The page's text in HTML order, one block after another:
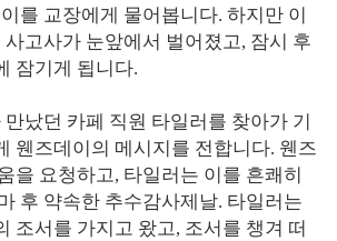
를 교장에게 물어봅니다. 하지만 이
고사가 눈앞에서 벌어졌고, 잠시 후
잠기게 됩니다.
났던 카페 직원 타일러를 찾아가 기
웬즈데이의 메시지를 전합니다. 웬즈
을 요청하고, 타일러는 이를 흔쾌히
후 약속한 추수감사제날. 타일러는
조서를 가지고 왔고, 조서를 챙겨 떠